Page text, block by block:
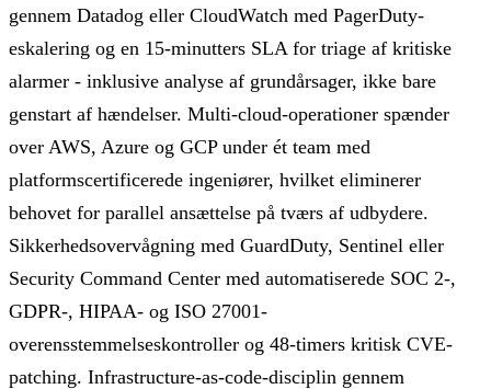
gennem Datadog eller CloudWatch med PagerDuty-
eskalering og en 15-minutters SLA for triage af kritiske
alarmer - inklusive analyse af grundårsager, ikke bare
genstart af hændelser. Multi-cloud-operationer spænder
over AWS, Azure og GCP under ét team med
platformscertificerede ingeniører, hvilket eliminerer
behovet for parallel ansættelse på tværs af udbydere.
Sikkerhedsovervågning med GuardDuty, Sentinel eller
Security Command Center med automatiserede SOC 2-,
GDPR-, HIPAA- og ISO 27001-
overensstemmelseskontroller og 48-timers kritisk CVE-
patching. Infrastructure-as-code-disciplin gennem